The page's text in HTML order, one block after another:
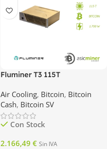
Fluminer T3 115T
Air Cooling, Bitcoin, Bitcoin
Cash, Bitcoin SV
Con Stock
2.166,49 € Sin IVA